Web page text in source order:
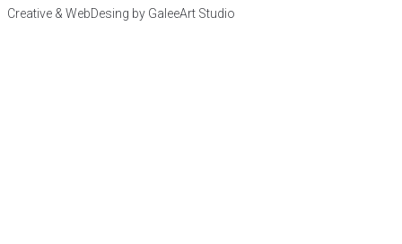
Creative & WebDesing by GaleeArt Studio